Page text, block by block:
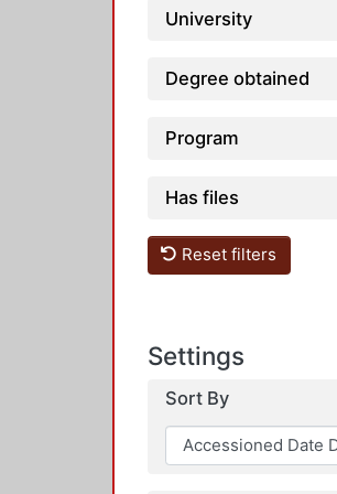
University
Degree obtained
Program
Has files
Reset filters
Settings
Sort By